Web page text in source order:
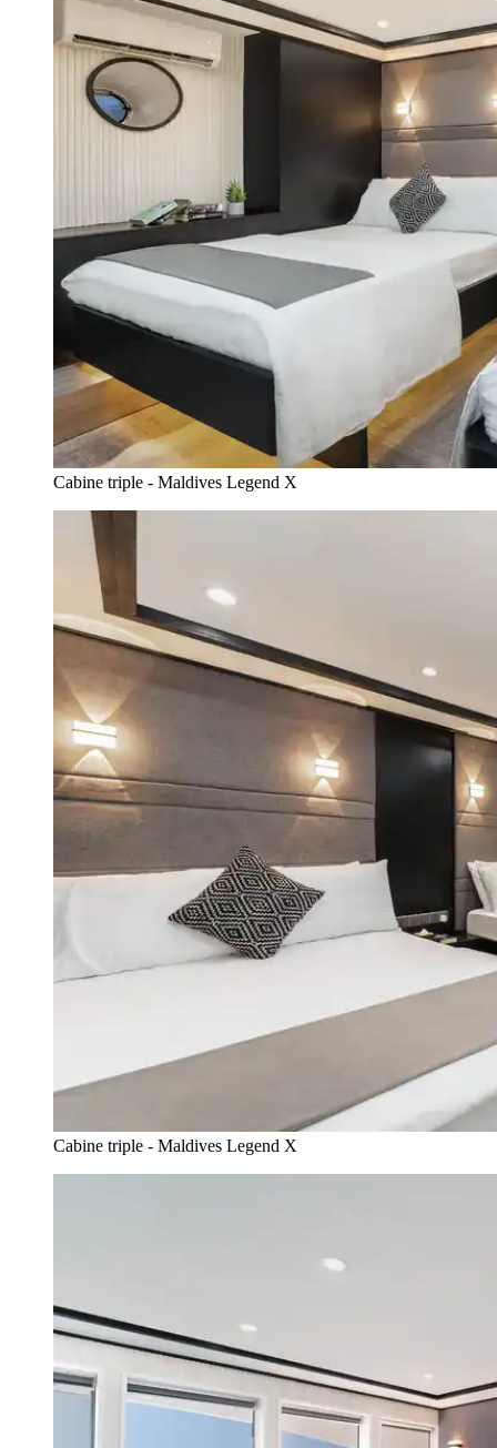
Cabine triple - Maldives Legend X
Cabine triple - Maldives Legend X